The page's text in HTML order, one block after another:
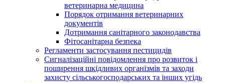
ветеринарна медицина
Порядок отримання ветеринарних
документів
Дотримання санітарного законодавства
Фітосанітарна безпека
Регламенти застосування пестицидів
Сигналізаційні повідомлення про розвиток і
поширення шкідливих організмів та заходи
захисту сільськогосподарських та інших угідь